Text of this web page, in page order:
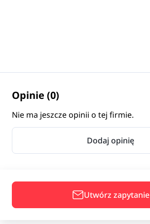
Opinie (0)
Nie ma jeszcze opinii o tej firmie.
Dodaj opinię
Utwórz zapytanie